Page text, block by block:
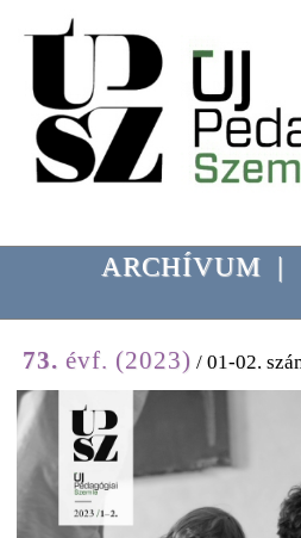
ARCHÍVUM |
73. évf. (2023) / 01-02.